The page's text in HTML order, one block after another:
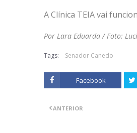
A Clínica TEIA vai
Por Lara Eduarda / Foto:
Tags: Senador Canedo
Facebook
ANTERIOR